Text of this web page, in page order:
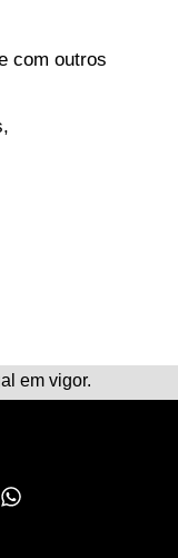
com outros
em vigor.